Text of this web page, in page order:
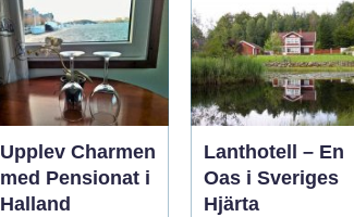
Upplev Charmen
med Pensionat i
Halland
Lanthotell – En
Oas i Sveriges
Hjärta